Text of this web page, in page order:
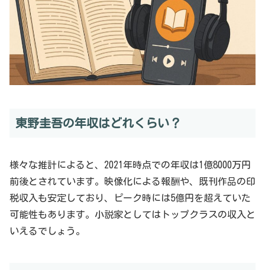
東野圭吾の年収はどれくらい？
様々な推計によると、2021年時点での年収は1億8000万円
前後とされています。映像化による報酬や、既刊作品の印
税収入も安定しており、ピーク時には5億円を超えていた
可能性もあります。小説家としてはトップクラスの収入と
いえるでしょう。